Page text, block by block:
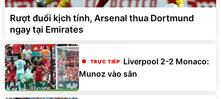
Rượt đuổi kịch tính, Arsenal thua Dortmund
ngay tại Emirates
Liverpool 2-2 Monaco:
Munoz vào sân